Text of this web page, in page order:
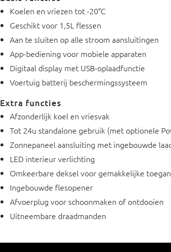
Koelen en vriezen tot -20°C
Geschikt voor 1,5L flessen
Aan te sluiten op alle stroom aansluitingen
App-bediening voor mobiele apparaten
Digitaal display met USB-oplaadfunctie
Voertuig batterij beschermingssysteem
Extra functies
Afzonderlijk koel en vriesvak
Tot 24u standalone gebruik (met optionele
Zonnepaneel aansluiting met ingebouwde
LED interieur verlichting
Omkeerbare deksel voor gemakkelijke
Ingebouwde flesopener
Afvoerplug voor schoonmaken of ontdooien
Uitneembare draadmanden